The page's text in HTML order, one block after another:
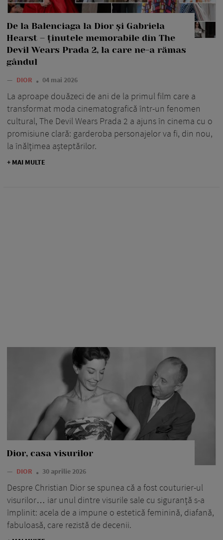
De la Balenciaga la Dior și Gabriela
Hearst – ținutele memorabile din The
Devil Wears Prada 2, la care ne-a rămas
gândul
— DIOR 04 mai 2026
La aproape douăzeci de ani de la primul film care a
transformat moda cinematografică într-un fenomen
cultural, The Devil Wears Prada 2 a ajuns în cinema cu o
promisiune clară: garderoba personajelor va fi, din nou,
la înălțimea așteptărilor.
+ MAI MULTE
Dior, casa visurilor
— DIOR 30 aprilie 2026
Despre Christian Dior se spunea că a fost couturier-ul
visurilor… iar unul dintre visurile sale cu siguranță s-a
împlinit: acela de a impune o estetică feminină, diafană,
fabuloasă, care rezistă de decenii.